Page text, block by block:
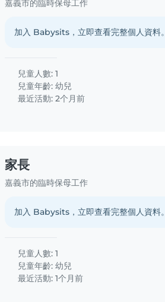
嘉義市的臨時保母工作
加入 Babysits，立即查看完整個人資料。
兒童人數: 1
兒童年齡:幼兒
最近活動: 2个月前
家長
嘉義市的臨時保母工作
加入 Babysits，立即查看完整個人資料。
兒童人數: 1
兒童年齡:幼兒
最近活動: 1个月前